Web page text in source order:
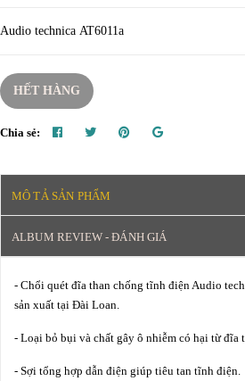
Audio technica AT6011a
HẾT HÀNG
Chia sẻ:
MÔ TẢ SẢN PHẨM
ALBUM REVIEW - ĐÁNH GIÁ
- Chổi quét đĩa than chống tĩnh điện Audio
sản xuất tại Đài Loan.
- Loại bỏ bụi và chất gây ô nhiễm có hại từ đĩa
- Sợi tổng hợp dẫn điện giúp tiêu tan tĩnh điện.